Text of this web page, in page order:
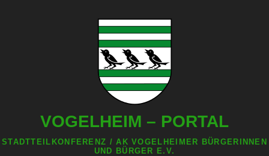
VOGELHEIM – PORTAL
STADTTEILKONFERENZ / AK VOGELHEIMER BÜRGERINNEN
UND BÜRGER E.V.